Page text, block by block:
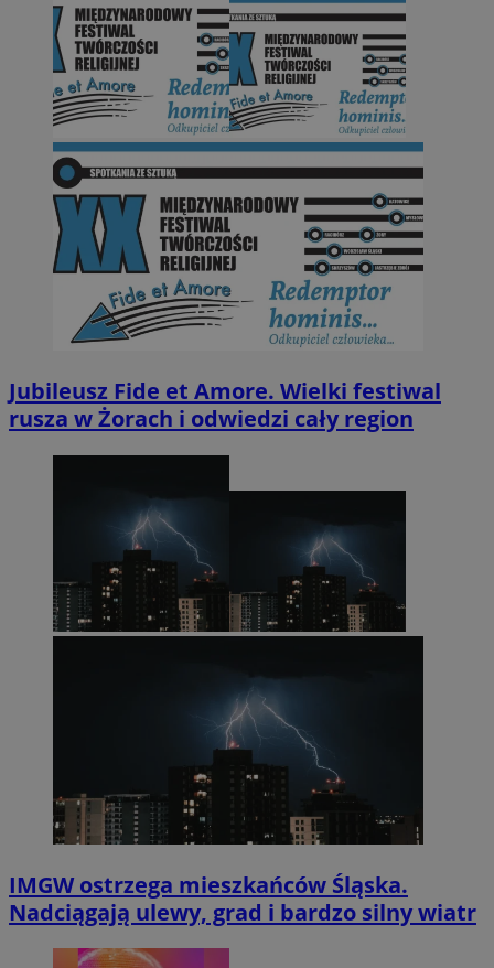
Jubileusz Fide et Amore. Wielki festiwal
rusza w Żorach i odwiedzi cały region
IMGW ostrzega mieszkańców Śląska.
Nadciągają ulewy, grad i bardzo silny wiatr